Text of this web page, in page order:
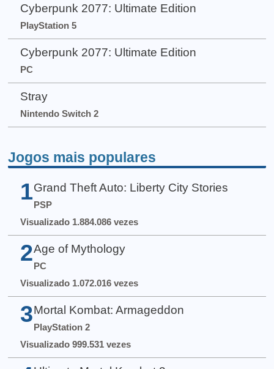
Cyberpunk 2077: Ultimate Edition
PlayStation 5
Cyberpunk 2077: Ultimate Edition
PC
Stray
Nintendo Switch 2
Jogos mais populares
1 Grand Theft Auto: Liberty City Stories
PSP
Visualizado 1.884.086 vezes
2 Age of Mythology
PC
Visualizado 1.072.016 vezes
3 Mortal Kombat: Armageddon
PlayStation 2
Visualizado 999.531 vezes